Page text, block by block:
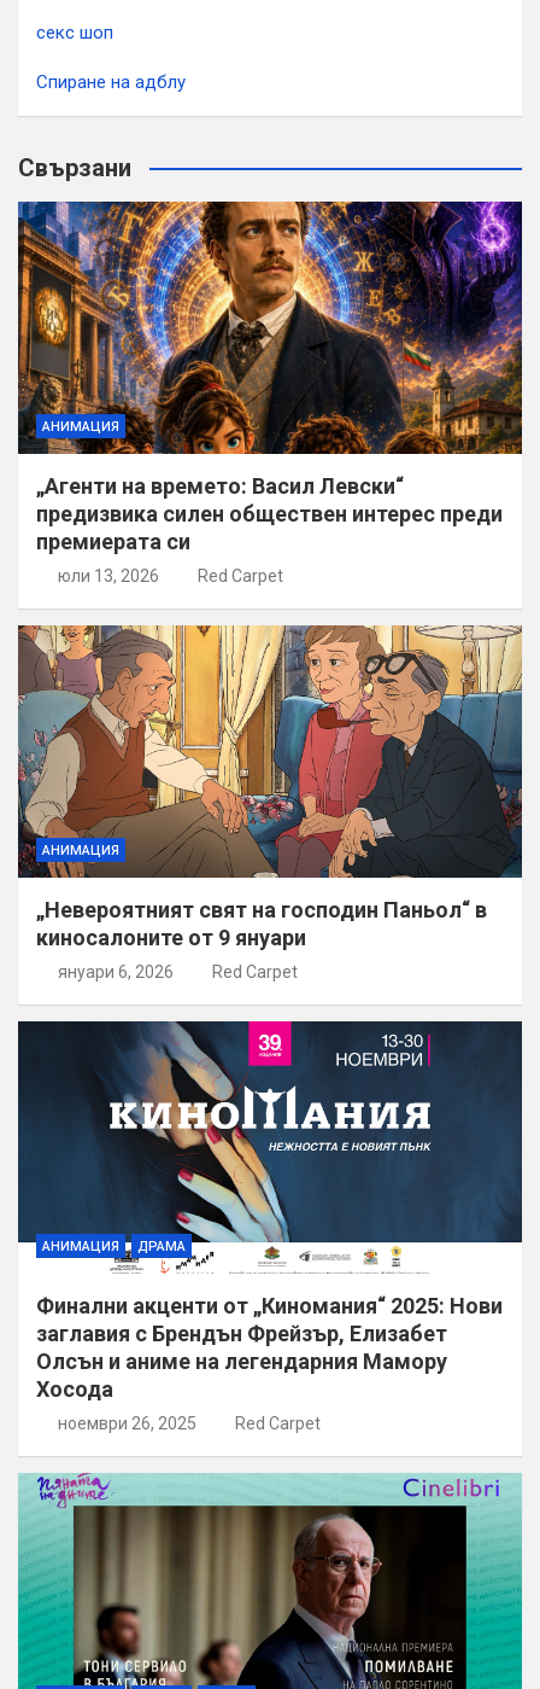
секс шоп
Спиране на адблу
Свързани
АНИМАЦИЯ
„Агенти на времето: Васил Левски“
предизвика силен обществен интерес преди
премиерата си
юли 13, 2026 Red Carpet
АНИМАЦИЯ
„Невероятният свят на господин Паньол“ в
киносалоните от 9 януари
януари 6, 2026 Red Carpet
АНИМАЦИЯ ДРАМА
Финални акценти от „Киномания“ 2025: Нови
заглавия с Брендън Фрейзър, Елизабет
Олсън и аниме на легендарния Мамору
Хосода
ноември 26, 2025 Red Carpet